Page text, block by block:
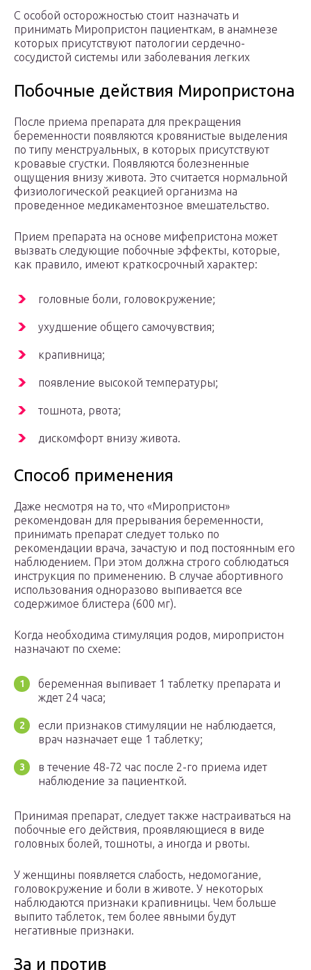
С особой осторожностью стоит назначать и
принимать Миропристон пациенткам, в анамнезе
которых присутствуют патологии сердечно-
сосудистой системы или заболевания легких
Побочные действия Миропристона
После приема препарата для прекращения
беременности появляются кровянистые выделения
по типу менструальных, в которых присутствуют
кровавые сгустки. Появляются болезненные
ощущения внизу живота. Это считается нормальной
физиологической реакцией организма на
проведенное медикаментозное вмешательство.
Прием препарата на основе мифепристона может
вызвать следующие побочные эффекты, которые,
как правило, имеют краткосрочный характер:
головные боли, головокружение;
ухудшение общего самочувствия;
крапивница;
появление высокой температуры;
тошнота, рвота;
дискомфорт внизу живота.
Способ применения
Даже несмотря на то, что «Миропристон»
рекомендован для прерывания беременности,
принимать препарат следует только по
рекомендации врача, зачастую и под постоянным его
наблюдением. При этом должна строго соблюдаться
инструкция по применению. В случае абортивного
использования одноразово выпивается все
содержимое блистера (600 мг).
Когда необходима стимуляция родов, миропристон
назначают по схеме:
беременная выпивает 1 таблетку препарата и
ждет 24 часа;
если признаков стимуляции не наблюдается,
врач назначает еще 1 таблетку;
в течение 48-72 час после 2-го приема идет
наблюдение за пациенткой.
Принимая препарат, следует также настраиваться на
побочные его действия, проявляющиеся в виде
головных болей, тошноты, а иногда и рвоты.
У женщины появляется слабость, недомогание,
головокружение и боли в животе. У некоторых
наблюдаются признаки крапивницы. Чем больше
выпито таблеток, тем более явными будут
негативные признаки.
За и против